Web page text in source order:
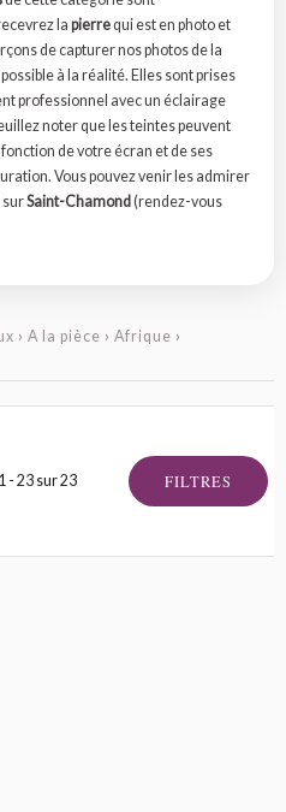
lapierrequi est en photo et
de capturer nos photos de la
à la réalité. Elles sont prises
professionnel avec un éclairage
noter que les teintes peuvent
de votre écran et de ses
Vous pouvez venir les admirer
surSaint-Chamond (rendez-vous
› A la pièce › Afrique ›
- 23 sur 23 FILTRES